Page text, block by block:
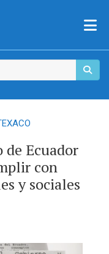
de Ecuador
con
y sociales